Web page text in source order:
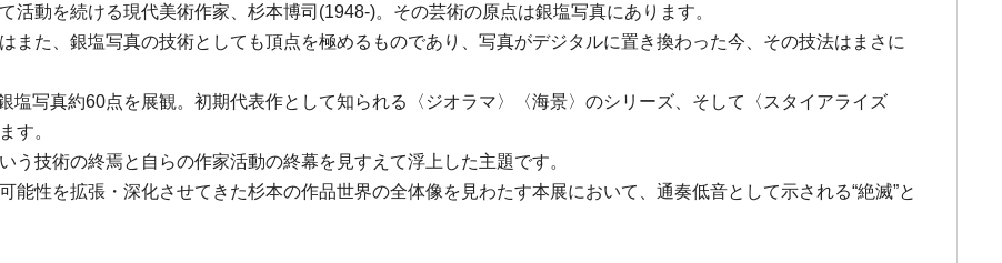
動を続ける現代美術作家、杉本博司(1948-)。その芸術の原点は銀塩写真にあります。
また、銀塩写真の技術としても頂点を極めるものであり、写真がデジタルに置き換わった今、その技法はまさに
塩写真約60点を展観。初期代表作として知られる〈ジオラマ〉〈海景〉のシリーズ、そして〈スタイアライズ
す。
技術の終焉と自らの作家活動の終幕を見すえて浮上した主題です。
性を拡張・深化させてきた杉本の作品世界の全体像を見わたす本展において、通奏低音として示される“絶滅”と